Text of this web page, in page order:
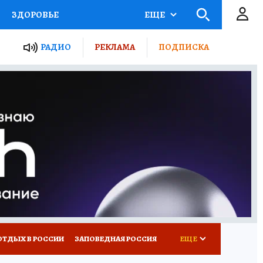
ЗДОРОВЬЕ
ПРОЕКТЫ РОССИИ
ПУТЕВОДИТЕЛЬ
ПОТРЕБИТЕЛЯ
ЕЩЕ
РАДИО РЕКЛАМА ПОДПИСКА
В РОССИИ ЗАПОВЕДНАЯ РОССИЯ ЕЩЕ